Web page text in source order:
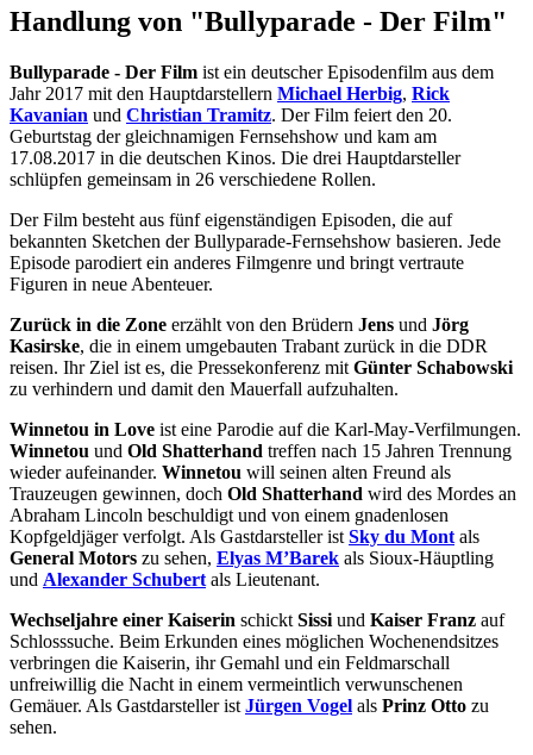
Handlung von "Bullyparade - Der Film"
Bullyparade - Der Film ist ein deutscher Episodenfilm aus dem
Jahr 2017 mit den Hauptdarstellern Michael Herbig, Rick
Kavanian und Christian Tramitz. Der Film feiert den 20.
Geburtstag der gleichnamigen Fernsehshow und kam am
17.08.2017 in die deutschen Kinos. Die drei Hauptdarsteller
schlüpfen gemeinsam in 26 verschiedene Rollen.
Der Film besteht aus fünf eigenständigen Episoden, die auf
bekannten Sketchen der Bullyparade-Fernsehshow basieren. Jede
Episode parodiert ein anderes Filmgenre und bringt vertraute
Figuren in neue Abenteuer.
Zurück in die Zone erzählt von den Brüdern Jens und Jörg
Kasirske, die in einem umgebauten Trabant zurück in die DDR
reisen. Ihr Ziel ist es, die Pressekonferenz mit Günter Schabowski
zu verhindern und damit den Mauerfall aufzuhalten.
Winnetou in Love ist eine Parodie auf die Karl-May-Verfilmungen.
Winnetou und Old Shatterhand treffen nach 15 Jahren Trennung
wieder aufeinander. Winnetou will seinen alten Freund als
Trauzeugen gewinnen, doch Old Shatterhand wird des Mordes an
Abraham Lincoln beschuldigt und von einem gnadenlosen
Kopfgeldjäger verfolgt. Als Gastdarsteller ist Sky du Mont als
General Motors zu sehen, Elyas M’Barek als Sioux-Häuptling
und Alexander Schubert als Lieutenant.
Wechseljahre einer Kaiserin schickt Sissi und Kaiser Franz auf
Schlosssuche. Beim Erkunden eines möglichen Wochenendsitzes
verbringen die Kaiserin, ihr Gemahl und ein Feldmarschall
unfreiwillig die Nacht in einem vermeintlich verwunschenen
Gemäuer. Als Gastdarsteller ist Jürgen Vogel als Prinz Otto zu
sehen.